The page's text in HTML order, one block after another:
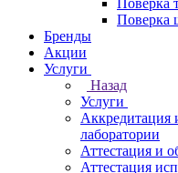
Поверка
Поверка
Бренды
Акции
Услуги
Назад
Услуги
Аккредитация
лаборатории
Аттестация и
Аттестация